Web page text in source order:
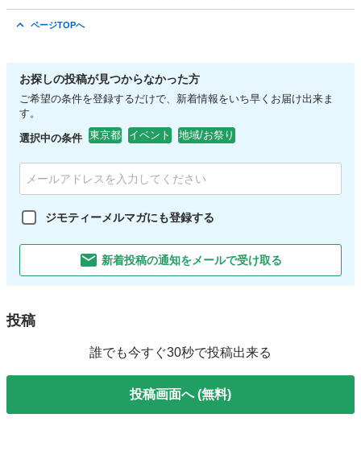
ページTOPへ
お探しの投稿が見つからなかった方
ご希望の条件を登録するだけで、新着情報をいち早くお届け出来ま
す。
選択中の条件 東京都 イベント 地域/お祭り
ジモティーメルマガにも登録する
新着投稿の通知をメールで受け取る
投稿
誰でも今すぐ30秒で投稿出来る
投稿画面へ (無料)